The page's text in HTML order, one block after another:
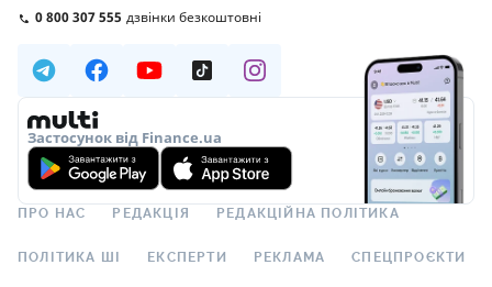
0 800 307 555 дзвінки безкоштовні
Застосунок від Finance.ua
ПРО НАС РЕДАКЦІЯ РЕДАКЦІЙНА ПОЛІТИКА
ПОЛІТИКА ШІ ЕКСПЕРТИ РЕКЛАМА СПЕЦПРОЄКТИ